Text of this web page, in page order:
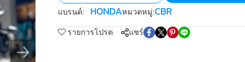
แบรนด์: HONDAหมวดหมู่:CBR
รายการโปรด แชร์